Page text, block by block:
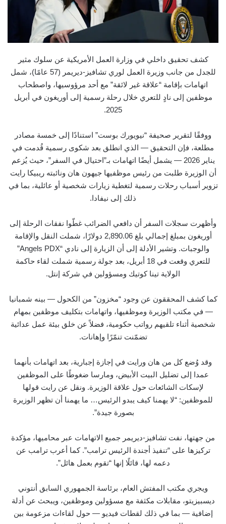
كشف تحقيق داخلي في وزارة العمل الأمريكية عن سلوك مثير
للجدل من جانب وزيرة العمل لوري تشافيز-ديريمر (57 عامًا)، شمل
اتهامات بإقامة “علاقة غير لائقة” مع أحد مرؤوسيها، واصطحاب
موظفين إلى نادٍ للتعري خلال رحلة رسمية إلى أوريغون في أبريل
2025.
ووفقًا لتقرير صحيفة “نيويورك بوست” استنادًا إلى خمسة مصادر
مطلعة، فإن التحقيق — الذي انطلق بعد شكوى رسمية قُدمت في
يناير 2026 — يشمل أيضًا اتهامات بـ”احتيال في السفر”، حيث يُزعم
أن الوزيرة طلبت من رئيس موظفيها جيهون هان ونائبته ريبيكا رايت
تزوير أسباب رحلات رسمية لتغطية زيارات شخصية أو عائلية، بما في
ذلك إلى نيفادا.
وأظهرت سجلات السفر أن دافعي الضرائب غطّوا نفقات الرحلة إلى
أوريغون بمبلغ إجمالي بلغ 2,890.06 دولارًا، شملت النقل والإقامة
والوجبات. وتشير الأدلة إلى أن الزيارة إلى نادي “Angels PDX”
للتعري وقعت في 18 أبريل، بعد جولة رسمية شملت لقاء حاكمة
الولاية تينا كوتيك ومسؤولين في شركة إنتل.
كما كشف المحققون عن وجود “مخزون” من الكحول — بينه شمبانيا
— في مكتب الوزيرة وموظفيها، واتهامات بتكليف موظفين بمهام
شخصية أثناء تلقيهم رواتب حكومية، فضلاً عن خلق بيئة عمل عدائية
تضمّنت تنمّرًا وإهانات.
وقد وُضع كل من هان ورايت في إجازة إجبارية، بعد اتهامات بأنهما
عمدا إلى تضليل البيت الأبيض، ومارسا ضغوطًا على الموظفين
لإسكات الشائعات حول علاقة الوزيرة. ونقل عن رايت قولها
للموظفين: “لا يهمنا كيف يبدو الرئيس… ما يهمنا أن تظهر الوزيرة
بصورة جيدة”.
من جهتها، نفت تشافيز-ديريمر جميع الاتهامات عبر محاميها، مؤكدة
تركيزها على “تنفيذ أجندة الرئيس ترامب”. كما أعرب ترامب عن
دعمه لها، قائلًا إنها “تقوم بعمل هائل”.
ويجري مكتب المفتش العام، برئاسة الجمهوري السابق أنتوني
ديسبيزيتو، مقابلات مكثفة مع مسؤولين وموظفين، ويبحث عن أدلة
إضافية — بما في ذلك لقطات فيديو — حول لقاءات مزعومة بين